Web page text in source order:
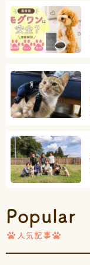
Popular
人気記事